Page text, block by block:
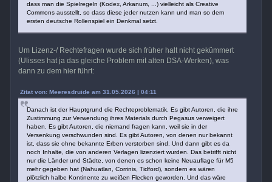
dass man die Spielregeln (Kodex, Arkanum, ...) vielleicht als Creative
Commons ausstellt, so dass diese jeder nutzen kann und man so dem
ersten deutsche Rollenspiel ein Denkmal setzt.
Um Lizenz-/ Rechtefragen wurde sich früher halt nicht gekümmert
(Ulisses hat ja das gleiche Problem mit alten DSA-Werken), was
dann zu dem hier führt:
Zitat von: Meeresdruide am 31.05.2026 | 04:11
Danach ist der Hauptgrund die Rechteproblematik. Es gibt Autoren, die ihre
Zustimmung zur Verwendung ihres Materials durch Pegasus verweigert
haben. Es gibt Autoren, die niemand fragen kann, weil sie in der
Versenkung verschwunden sind. Es gibt Autoren, von denen nur bekannt
ist, dass sie ohne bekannte Erben verstorben sind. Und dann gibt es da
noch Inhalte, die von anderen Verlagen lizenziert wurden. Das betrifft nicht
nur die Länder und Städte, von denen es schon keine Neuauflage für M5
mehr gegeben hat (Nahuatlan, Corrinis, Tidford), sondern es wären
plötzlich halbe Kontinente zu weißen Flecken geworden. Und das wäre